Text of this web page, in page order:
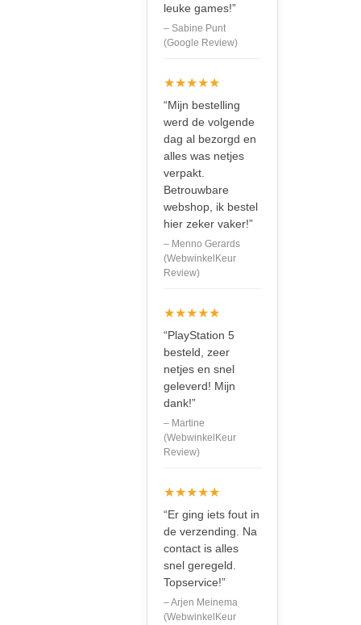
leuke games!”
– Sabine Punt
(Google Review)
★★★★★
“Mijn bestelling
werd de volgende
dag al bezorgd en
alles was netjes
verpakt.
Betrouwbare
webshop, ik bestel
hier zeker vaker!”
– Menno Gerards
(WebwinkelKeur
Review)
★★★★★
“PlayStation 5
besteld, zeer
netjes en snel
geleverd! Mijn
dank!”
– Martine
(WebwinkelKeur
Review)
★★★★★
“Er ging iets fout in
de verzending. Na
contact is alles
snel geregeld.
Topservice!”
– Arjen Meinema
(WebwinkelKeur